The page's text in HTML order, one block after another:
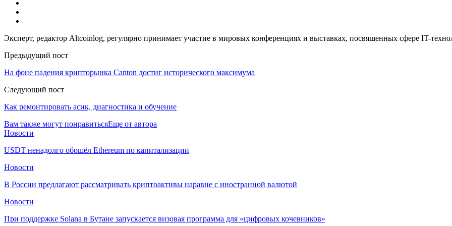
Эксперт, редактор Altcoinlog, регулярно принимает участие в мировых конференциях и выставках, посвященных сфере IT-
Предыдущий пост
На фоне падения крипторынка Canton достиг исторического максимума
Следующий пост
Как ремонтировать асик, диагностика и обучение
Вам также могут понравитьсяЕще от автора
Новости
USDT ненадолго обошёл Ethereum по капитализации
Новости
В России предлагают рассматривать криптоактивы наравне с иностранной валютой
Новости
При поддержке Solana в Бутане запускается визовая программа для «цифровых кочевников»